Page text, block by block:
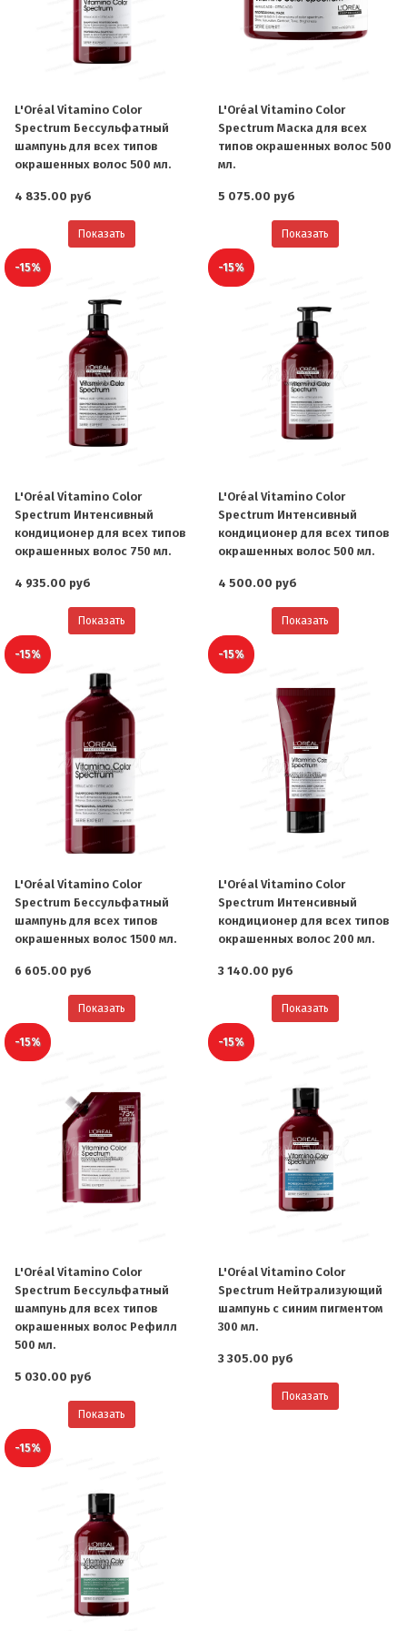
L'Oréal Vitamino Color
Spectrum Бессульфатный
шампунь для всех типов
окрашенных волос 500 мл.
4 835.00 руб
Показать
L'Oréal Vitamino Color
Spectrum Маска для всех
типов окрашенных волос 500
мл.
5 075.00 руб
Показать
-15%
L'Oréal Vitamino Color
Spectrum Интенсивный
кондиционер для всех типов
окрашенных волос 750 мл.
4 935.00 руб
Показать
-15%
L'Oréal Vitamino Color
Spectrum Интенсивный
кондиционер для всех типов
окрашенных волос 500 мл.
4 500.00 руб
Показать
-15%
L'Oréal Vitamino Color
Spectrum Бессульфатный
шампунь для всех типов
окрашенных волос 1500 мл.
6 605.00 руб
Показать
-15%
L'Oréal Vitamino Color
Spectrum Интенсивный
кондиционер для всех типов
окрашенных волос 200 мл.
3 140.00 руб
Показать
-15%
L'Oréal Vitamino Color
Spectrum Бессульфатный
шампунь для всех типов
окрашенных волос Рефилл
500 мл.
5 030.00 руб
Показать
-15%
L'Oréal Vitamino Color
Spectrum Нейтрализующий
шампунь с синим пигментом
300 мл.
3 305.00 руб
Показать
-15%
О компании